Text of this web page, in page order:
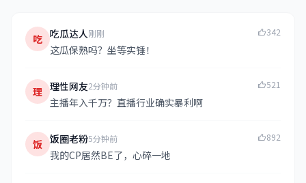
吃 吃瓜达人刚刚
这瓜保熟吗？坐等实锤！
342
理 理性网友2分钟前
主播年入千万？直播行业确实暴利啊
521
饭 饭圈老粉5分钟前
我的CP居然BE了，心碎一地
892